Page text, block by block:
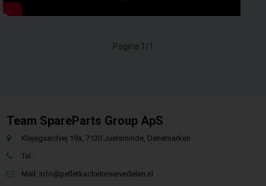
Pagina 1/1
Team SpareParts Group ApS
Klejsgaardvej 19a, 7130 Juelsminde, Denemarken
Tel.:
Mail: info@pelletkachelreservedelen.nl